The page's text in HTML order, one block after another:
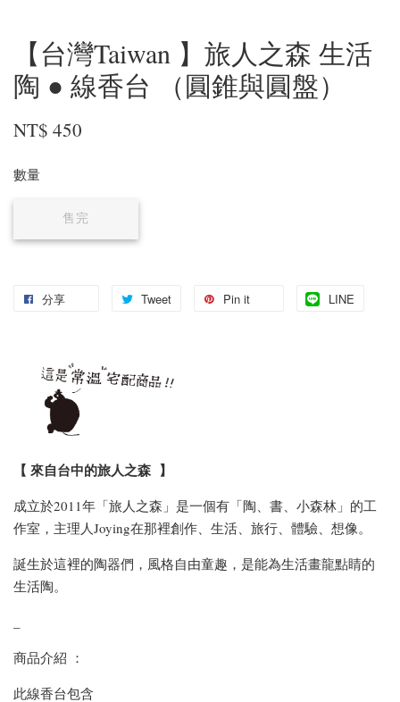
【台灣Taiwan 】旅人之森 生活
陶 ● 線香台 （圓錐與圓盤）
NT$ 450
數量
售完
分享 Tweet Pin it LINE
【 來自台中的旅人之森 】
成立於2011年「旅人之森」是一個有「陶、書、小森林」的工
作室，主理人Joying在那裡創作、生活、旅行、體驗、想像。
誕生於這裡的陶器們，風格自由童趣，是能為生活畫龍點睛的
生活陶。
商品介紹 ：
此線香台包含